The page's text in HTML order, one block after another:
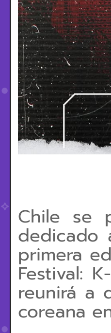
Chile se
dedicado
primera
Festival:
reunirá a
coreana